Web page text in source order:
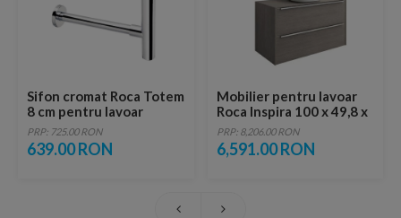
Sifon cromat Roca Totem
8 cm pentru lavoar
PRP: 725.00 RON
639.00 RON
Mobilier pentru lavoar
Roca Inspira 100 x 49,8 x
H55,4 cm
PRP: 8,206.00 RON
6,591.00 RON